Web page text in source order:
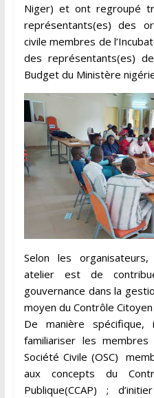
Niger) et ont regroupé
représentants(es) des
civile membres de
des représentants(es)
Budget du Ministère
Selon les
atelier est de
gouvernance dans la
moyen du Contrôle Citoyen
De manière
familiariser les
Société Civile (OSC)
aux concepts du
Publique(CCAP) ;